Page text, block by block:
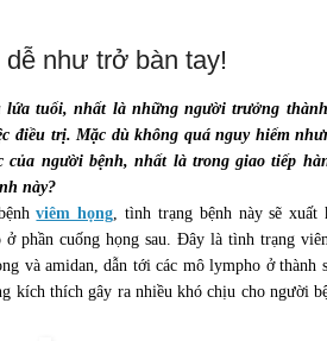
như trở bàn tay!
lứa tuổi, nhất là những người trưởng
điều trị. Mặc dù không quá nguy hiểm
người bệnh, nhất là trong giao tiếp
này?
viêm họng , tình trạng bệnh này sẽ xuất
phần cuống họng sau. Đây là tình trạng
và amidan, dẫn tới các mô lympho ở thành
kích thích gây ra nhiều khó chịu cho người